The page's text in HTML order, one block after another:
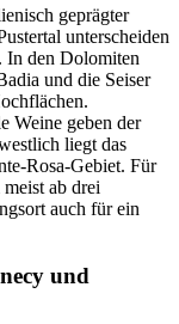
geprägter
unterscheiden
In den Dolomiten
und die Seiser
Weine geben der
liegt das
Rosa-Gebiet. Für
ab drei
auch für ein
und